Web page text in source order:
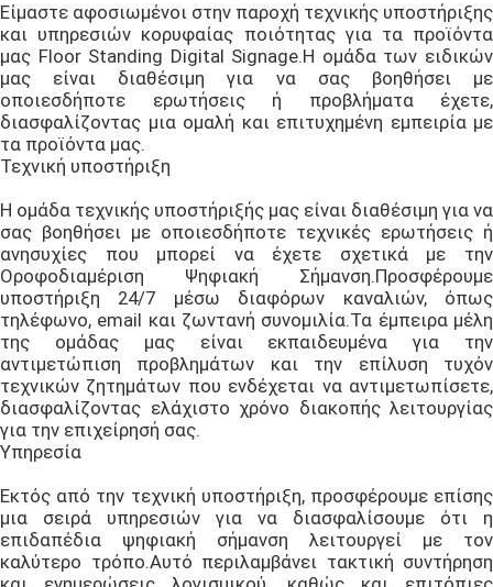
Είμαστε αφοσιωμένοι στην παροχή τεχνικής υποστήριξης
και υπηρεσιών κορυφαίας ποιότητας για τα προϊόντα
μας Floor Standing Digital Signage.Η ομάδα των ειδικών
μας είναι διαθέσιμη για να σας βοηθήσει με
οποιεσδήποτε ερωτήσεις ή προβλήματα έχετε,
διασφαλίζοντας μια ομαλή και επιτυχημένη εμπειρία με
τα προϊόντα μας.
Τεχνική υποστήριξη
Η ομάδα τεχνικής υποστήριξής μας είναι διαθέσιμη για να
σας βοηθήσει με οποιεσδήποτε τεχνικές ερωτήσεις ή
ανησυχίες που μπορεί να έχετε σχετικά με την
Οροφοδιαμέριση Ψηφιακή Σήμανση.Προσφέρουμε
υποστήριξη 24/7 μέσω διαφόρων καναλιών, όπως
τηλέφωνο, email και ζωντανή συνομιλία.Τα έμπειρα μέλη
της ομάδας μας είναι εκπαιδευμένα για την
αντιμετώπιση προβλημάτων και την επίλυση τυχόν
τεχνικών ζητημάτων που ενδέχεται να αντιμετωπίσετε,
διασφαλίζοντας ελάχιστο χρόνο διακοπής λειτουργίας
για την επιχείρησή σας.
Υπηρεσία
Εκτός από την τεχνική υποστήριξη, προσφέρουμε επίσης
μια σειρά υπηρεσιών για να διασφαλίσουμε ότι η
επιδαπέδια ψηφιακή σήμανση λειτουργεί με τον
καλύτερο τρόπο.Αυτό περιλαμβάνει τακτική συντήρηση